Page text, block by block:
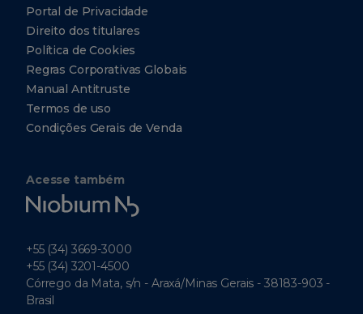
Portal de Privacidade
Direito dos titulares
Política de Cookies
Regras Corporativas Globais
Manual Antitruste
Termos de uso
Condições Gerais de Venda
Acesse também
Niobium
Tech
+55 (34) 3669-3000
+55 (34) 3201-4500
Córrego da Mata, s/n - Araxá/Minas Gerais - 38183-903 -
Brasil